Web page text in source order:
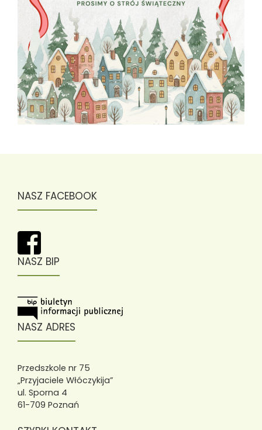
NASZ FACEBOOK
NASZ BIP
NASZ ADRES
Przedszkole nr 75
„Przyjaciele Włóczykija”
ul. Sporna 4
61-709 Poznań